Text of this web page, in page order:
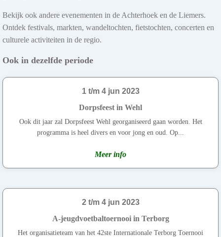
Bekijk ook andere evenementen in de Achterhoek en de Liemers.
Ontdek festivals, markten, wandeltochten, fietstochten, concerten en
culturele activiteiten in de regio.
Ook in dezelfde periode
1 t/m 4 jun 2023
Dorpsfeest in Wehl
Ook dit jaar zal Dorpsfeest Wehl georganiseerd gaan worden. Het
programma is heel divers en voor jong en oud. Op...
Meer info
2 t/m 4 jun 2023
A-jeugdvoetbaltoernooi in Terborg
Het organisatieteam van het 42ste Internationale Terborg Toernooi